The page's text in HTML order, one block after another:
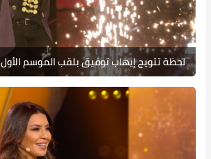
لحظة تتويج إيهاب توفيق بلقب الموسم الأول